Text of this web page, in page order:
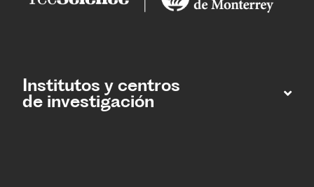
Institutos y centros
de investigación